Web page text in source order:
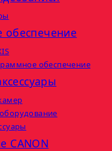
обеспечение
CANON